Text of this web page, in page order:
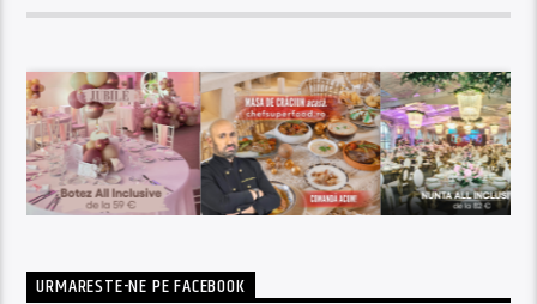
URMARESTE-NE PE FACEBOOK